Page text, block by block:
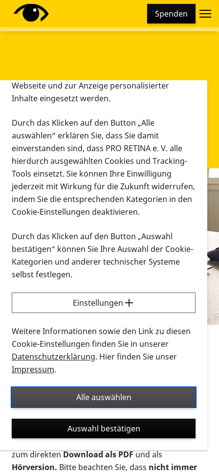
Spenden
Infomaterial
Infomaterial
Vorlesen
Alle Infomaterialien in verschiedenen
Formaten an einem Ort
Sie möchten wissen, wie Sie nach Infonmaterial
suchen und dieses bestellen bzw. herunterladen
können? Schauen Sie sich dieErklärvideos zum
Thema Infomaterial auf der PRO RETINA-Website
für blinde und sehbehinderte Menschen an.
Auf dieser Seite finden Sie sämtliches Infomaterial
Ort. Nutzen Sie den Formatfilter, um ausschließlich
nach Flyern und Broschüren, Audios oder Videos zu
suchen. Die meisten Flyer und Broschüren werden in
verschiedenen Formaten angeboten: zur
postalischen Bestellung als gedruckte Variante
zum direktenDownload als PDFund als
Hörversion. Bitte beachten Sie, dass nicht immer
Diese Webseite setzt verschiedene Cookies und
Tracking-Tools ein. Dies beinhaltet Cookies und
Webseite und zur Anzeige personalisierter
Inhalte eingesetzt werden.
Durch das Klicken auf den Button „Alle
auswählen“ erklären Sie, dass Sie damit
einverstanden sind, dass PRO RETINA e. V. alle
hierdurch ausgewählten Cookies und Tracking-
Tools einsetzt. Sie können Ihre Einwilligung
jederzeit mit Wirkung für die Zukunft widerrufen,
indem Sie die entsprechenden Kategorien in den
Cookie-Einstellungen deaktivieren.
Durch das Klicken auf den Button „Auswahl
bestätigen“ können Sie Ihre Auswahl der Cookie-
Kategorien und anderer technischer Systeme
selbst festlegen.
Einstellungen
Weitere Informationen sowie den Link zu diesen
Cookie-Einstellungen finden Sie in unserer
Datenschutzerklärung. Hier finden Sie unser
Impressum.
Alle auswählen
Auswahl bestätigen